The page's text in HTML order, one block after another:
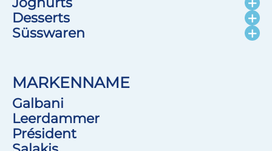
Desserts
Süsswaren
MARKENNAME
Galbani
Leerdammer
Président